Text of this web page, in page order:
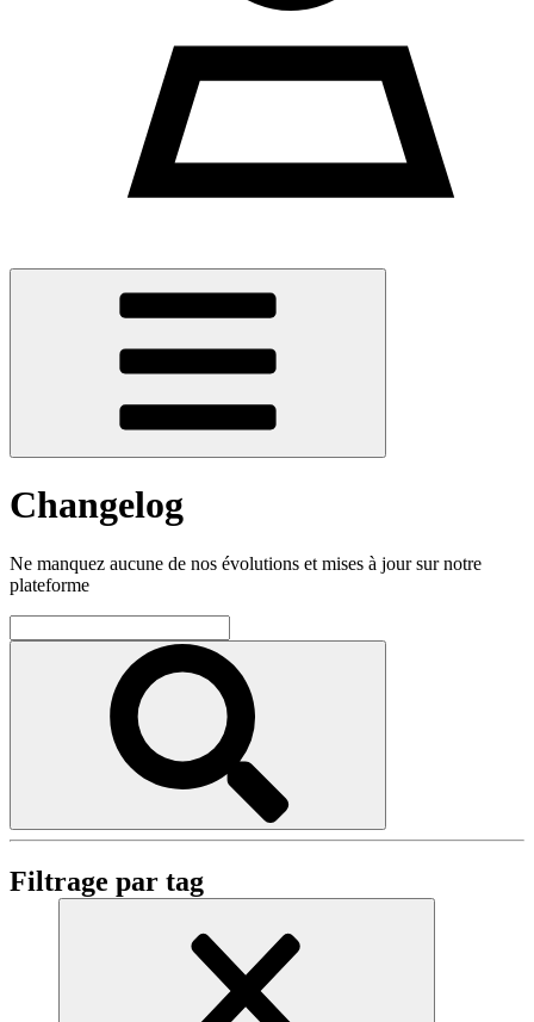
Changelog
Ne manquez aucune de nos évolutions et mises à jour sur notre
plateforme
Filtrage par tag